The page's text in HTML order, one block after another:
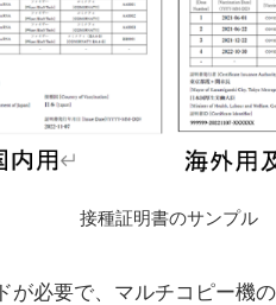
接種証明書のサンプル
必要で、マルチコピー機